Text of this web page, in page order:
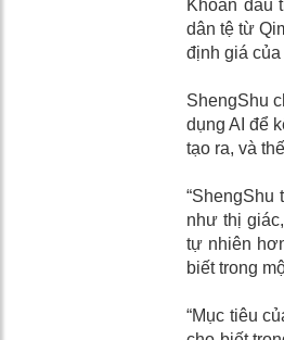
Khoản đầu
dân tệ từ
định giá của
ShengShu
dụng AI để
tạo ra, và
như thị
tự nhiên
biết trong
“Mục tiêu